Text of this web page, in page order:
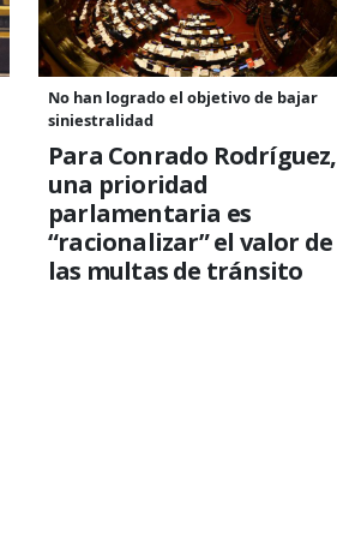
No han logrado el objetivo de bajar
siniestralidad
Para Conrado Rodríguez,
una prioridad
parlamentaria es
“racionalizar” el valor de
las multas de tránsito